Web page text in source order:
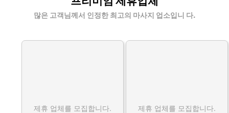
많은 고객님께서 인정한 최고의 마사지 업소입니 다.
제휴 업체를 모집합니다. 제휴 업체를 모집합니다.